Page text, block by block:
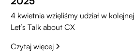
4 kwietnia wzięliśmy udział w
Let’s Talk about CX
Czytaj więcej